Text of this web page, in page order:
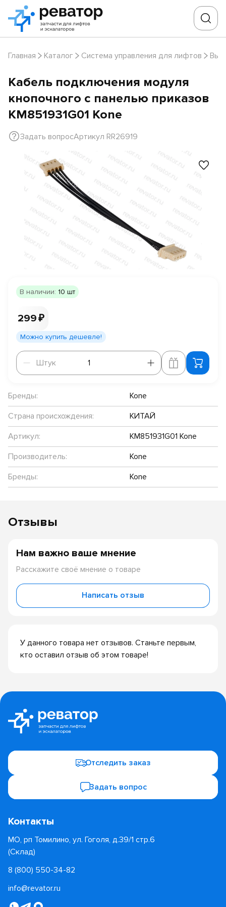
Главная Каталог Система управления для лифтов
Кабель подключения модуля
кнопочного с панелью приказов
KM851931G01 Kone
Задать вопросАртикул RR26919
В наличии: 10 шт
299 ₽
Можно купить дешевле!
Штук
Штук
Бренды:
Kone
Страна происхождения:
КИТАЙ
Артикул:
KM851931G01 Kone
Производитель:
Kone
Бренды:
Kone
Отзывы
У данного товара нет отзывов. Станьте первым,
кто оставил отзыв об этом товаре!
Нам важно ваше мнение
Расскажите своё мнение о товаре
Написать отзыв
Отследить заказ
Задать вопрос
Контакты
МО, рп Томилино, ул. Гоголя, д.39/1 стр.6
(Склад)
8 (800) 550-34-82
info@revator.ru